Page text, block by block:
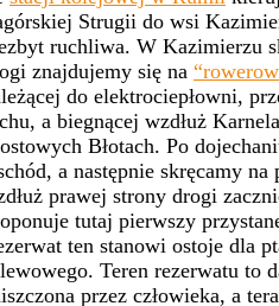
Strugii do wsi
ruchliwa. W Kazimierzu
znajdujemy się na
do elektrociepłowni,
a biegnącej wzdłuż
Błotach. Po
a następnie skręcamy na
prawej strony drogi
tutaj pierwszy
ten stanowi ostoje dla
Teren rezerwatu to
przez człowieka, a